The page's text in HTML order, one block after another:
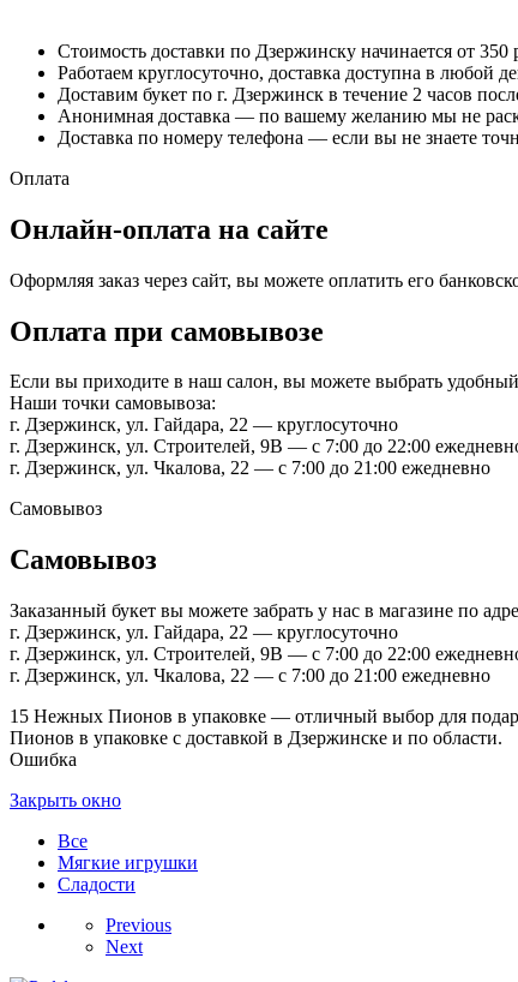
Стоимость доставки по Дзержинску начинается от 350
Работаем круглосуточно, доставка доступна в любой
Доставим букет по г. Дзержинск в течение 2 часов
Анонимная доставка — по вашему желанию мы не
Доставка по номеру телефона — если вы не знаете
Оплата
Онлайн-оплата на сайте
Оформляя заказ через сайт, вы можете оплатить его
Оплата при самовывозе
Если вы приходите в наш салон, вы можете выбрать
Наши точки самовывоза:
г. Дзержинск, ул. Гайдара, 22 — круглосуточно
г. Дзержинск, ул. Строителей, 9В — с 7:00 до 22:00
г. Дзержинск, ул. Чкалова, 22 — с 7:00 до 21:00 ежедневно
Самовывоз
Самовывоз
Заказанный букет вы можете забрать у нас в магазине по
г. Дзержинск, ул. Гайдара, 22 — круглосуточно
г. Дзержинск, ул. Строителей, 9В — с 7:00 до 22:00
г. Дзержинск, ул. Чкалова, 22 — с 7:00 до 21:00 ежедневно
15 Нежных Пионов в упаковке — отличный выбор для
Пионов в упаковке с доставкой в Дзержинске и по области.
Ошибка
Закрыть окно
Все
Мягкие игрушки
Сладости
Previous
Next